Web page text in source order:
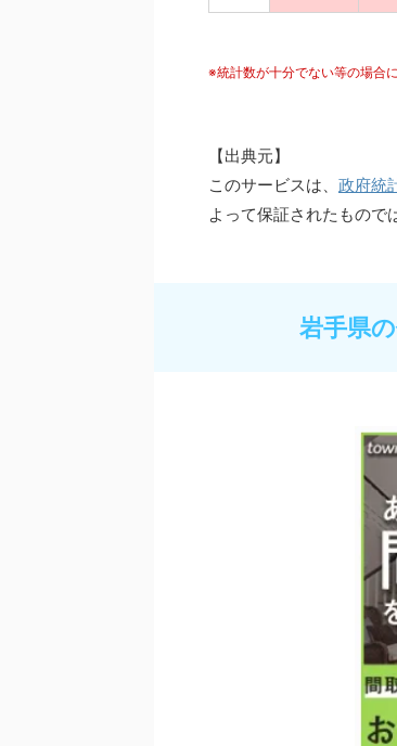
※統計数が十分でない等の場合
【出典元】
このサービスは、 政府統
よって保証されたもので
岩手県